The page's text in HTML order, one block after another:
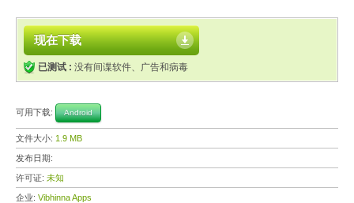
现在下载
已测试 : 没有间谍软件、广告和病毒
可用下载: Android
文件大小: 1.9 MB
发布日期:
许可证: 未知
企业: Vibhinna Apps